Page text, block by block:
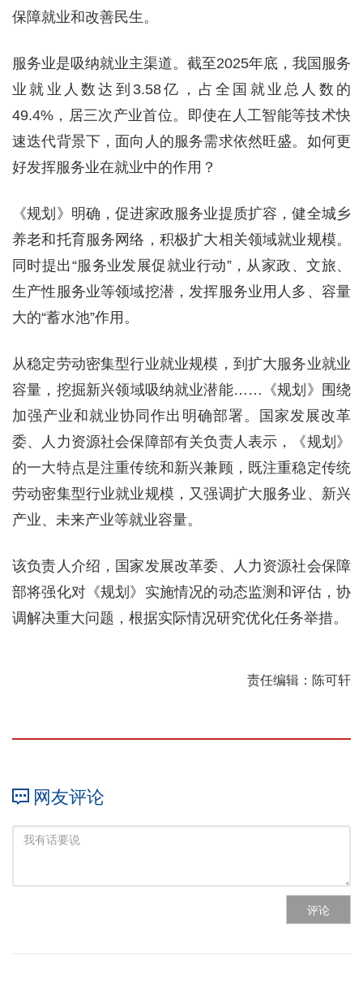
保障就业和改善民生。
服务业是吸纳就业主渠道。截至2025年底，我国服务
业就业人数达到3.58亿，占全国就业总人数的
49.4%，居三次产业首位。即使在人工智能等技术快
速迭代背景下，面向人的服务需求依然旺盛。如何更
好发挥服务业在就业中的作用？
《规划》明确，促进家政服务业提质扩容，健全城乡
养老和托育服务网络，积极扩大相关领域就业规模。
同时提出“服务业发展促就业行动”，从家政、文旅、
生产性服务业等领域挖潜，发挥服务业用人多、容量
大的“蓄水池”作用。
从稳定劳动密集型行业就业规模，到扩大服务业就业
容量，挖掘新兴领域吸纳就业潜能……《规划》围绕
加强产业和就业协同作出明确部署。国家发展改革
委、人力资源社会保障部有关负责人表示，《规划》
的一大特点是注重传统和新兴兼顾，既注重稳定传统
劳动密集型行业就业规模，又强调扩大服务业、新兴
产业、未来产业等就业容量。
该负责人介绍，国家发展改革委、人力资源社会保障
部将强化对《规划》实施情况的动态监测和评估，协
调解决重大问题，根据实际情况研究优化任务举措。
责任编辑：陈可轩
网友评论
评论